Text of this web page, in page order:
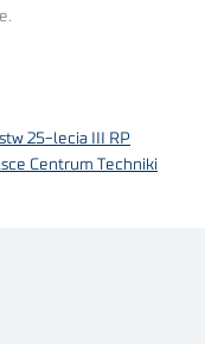
25-lecia III RP
Centrum Techniki